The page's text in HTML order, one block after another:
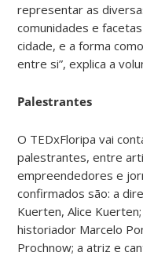
representar as
comunidades e
cidade, e a forma
entre si”, explica a
Palestrantes
O TEDxFloripa vai
palestrantes, entre
empreendedores e
confirmados são: a
Kuerten, Alice
historiador Marcelo
Prochnow; a atriz e